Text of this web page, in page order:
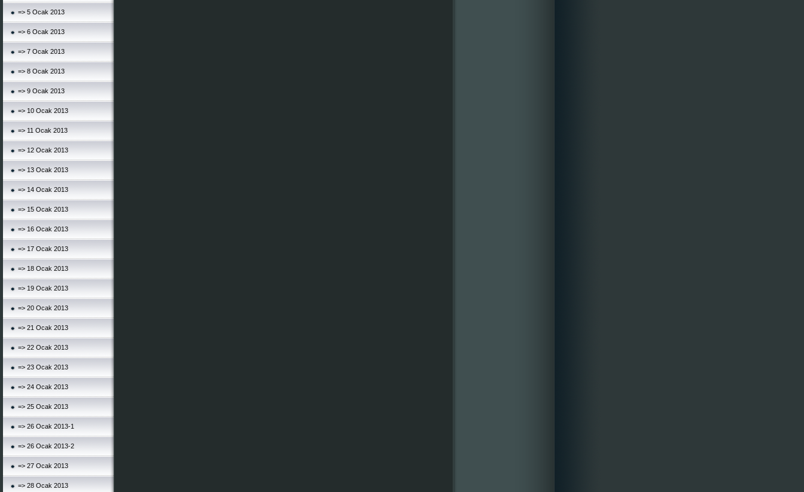
=> 5 Ocak 2013
=> 6 Ocak 2013
=> 7 Ocak 2013
=> 8 Ocak 2013
=> 9 Ocak 2013
=> 10 Ocak 2013
=> 11 Ocak 2013
=> 12 Ocak 2013
=> 13 Ocak 2013
=> 14 Ocak 2013
=> 15 Ocak 2013
=> 16 Ocak 2013
=> 17 Ocak 2013
=> 18 Ocak 2013
=> 19 Ocak 2013
=> 20 Ocak 2013
=> 21 Ocak 2013
=> 22 Ocak 2013
=> 23 Ocak 2013
=> 24 Ocak 2013
=> 25 Ocak 2013
=> 26 Ocak 2013-1
=> 26 Ocak 2013-2
=> 27 Ocak 2013
=> 28 Ocak 2013